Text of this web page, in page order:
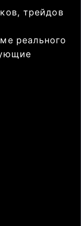
трейдов
реального